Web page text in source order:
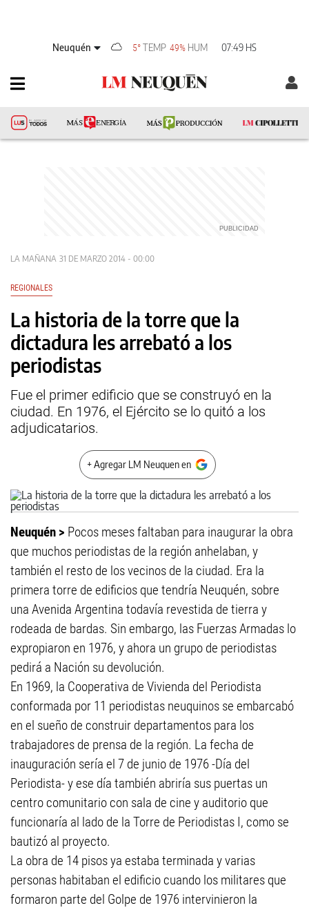
Neuquén 5°TEMP 49% HUM 07:49 HS
LA MAÑANA 31 DE MARZO 2014 - 00:00
REGIONALES
La historia de la torre que la
dictadura les arrebató a los
periodistas
Fue el primer edificio que se construyó en la
ciudad. En 1976, el Ejército se lo quitó a los
adjudicatarios.
+ Agregar LM Neuquen en
Neuquén > Pocos meses faltaban para inaugurar la obra
que muchos periodistas de la región anhelaban, y
también el resto de los vecinos de la ciudad. Era la
primera torre de edificios que tendría Neuquén, sobre
una Avenida Argentina todavía revestida de tierra y
rodeada de bardas. Sin embargo, las Fuerzas Armadas lo
expropiaron en 1976, y ahora un grupo de periodistas
pedirá a Nación su devolución.
En 1969, la Cooperativa de Vivienda del Periodista
conformada por 11 periodistas neuquinos se embarcabó
en el sueño de construir departamentos para los
trabajadores de prensa de la región. La fecha de
inauguración sería el 7 de junio de 1976 -Día del
Periodista- y ese día también abriría sus puertas un
centro comunitario con sala de cine y auditorio que
funcionaría al lado de la Torre de Periodistas I, como se
bautizó al proyecto.
La obra de 14 pisos ya estaba terminada y varias
personas habitaban el edificio cuando los militares que
formaron parte del Golpe de 1976 intervinieron la